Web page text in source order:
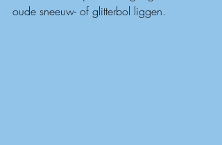
oude sneeuw- of glitterbol liggen.